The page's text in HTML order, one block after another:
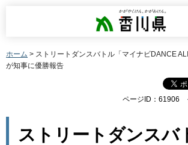
香川県
ホーム > ストリートダンスバトル「マイナビDANCE
が知事に優勝報告
ページID：61906
ストリートダンスバ